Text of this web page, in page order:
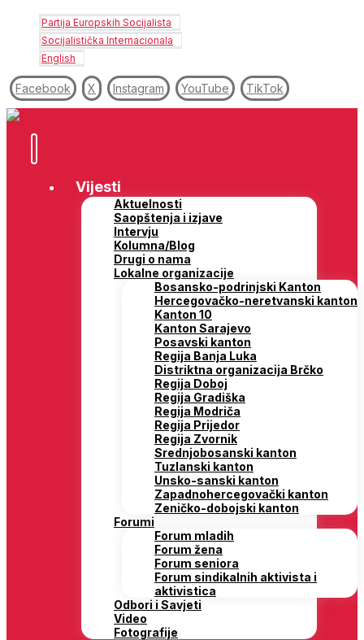
Partija Europskih Socijalista
Socijalistička Internacionala
English
Facebook X Instagram YouTube TikTok
Vijesti
Aktuelnosti
Saopštenja i izjave
Intervju
Kolumna/Blog
Drugi o nama
Lokalne organizacije
Bosansko-podrinjski Kanton
Hercegovačko-neretvanski kanton
Kanton 10
Kanton Sarajevo
Posavski kanton
Regija Banja Luka
Distriktna organizacija Brčko
Regija Doboj
Regija Gradiška
Regija Modriča
Regija Prijedor
Regija Zvornik
Srednjobosanski kanton
Tuzlanski kanton
Unsko-sanski kanton
Zapadnohercegovački kanton
Zeničko-dobojski kanton
Forumi
Forum mladih
Forum žena
Forum seniora
Forum sindikalnih aktivista i
aktivistica
Odbori i Savjeti
Video
Fotografije